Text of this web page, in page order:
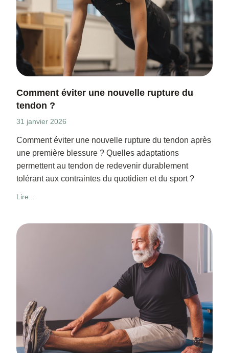
Comment éviter une nouvelle rupture du
tendon ?
31 janvier 2026
Comment éviter une nouvelle rupture du tendon après
une première blessure ? Quelles adaptations
permettent au tendon de redevenir durablement
tolérant aux contraintes du quotidien et du sport ?
Lire...